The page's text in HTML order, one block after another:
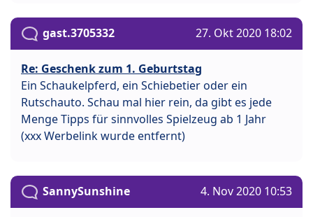
gast.3705332 27. Okt 2020 18:02
Re: Geschenk zum 1. Geburtstag
Ein Schaukelpferd, ein Schiebetier oder ein
Rutschauto. Schau mal hier rein, da gibt es jede
Menge Tipps für sinnvolles Spielzeug ab 1 Jahr
(xxx Werbelink wurde entfernt)
SannySunshine 4. Nov 2020 10:53